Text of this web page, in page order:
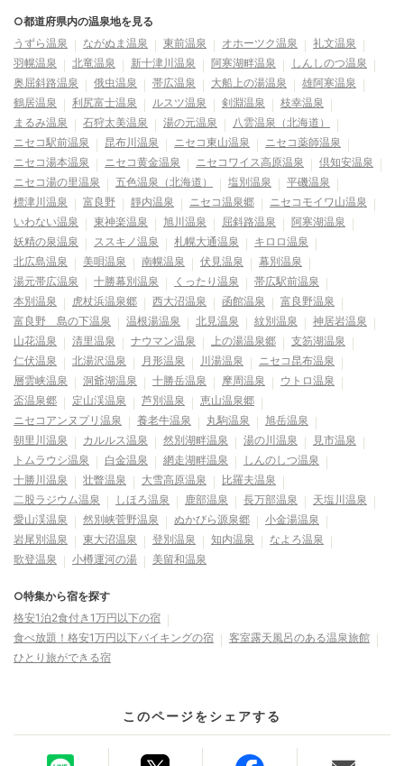
○都道府県内の温泉地を見る
うずら温泉
ながぬま温泉 東前温泉 オホーツク温泉
礼文温泉
羽幌温泉
北竜温泉 新十津川温泉 阿寒湖畔温泉
しんしのつ温泉
奥屈斜路温泉
俄虫温泉 帯広温泉 大船上の湯温泉
雄阿寒温泉
鶴居温泉
利尻富士温泉 ルスツ温泉 剣淵温泉
枝幸温泉
まるみ温泉
石狩太美温泉 湯の元温泉
八雲温泉（北海道）
ニセコ駅前温泉
昆布川温泉 ニセコ東山温泉
ニセコ薬師温泉
ニセコ湯本温泉
ニセコ黄金温泉 ニセコワイス高原温泉
倶知安温泉
ニセコ湯の里温泉
五色温泉（北海道） 塩別温泉
平磯温泉
標津川温泉
富良野 靜内温泉 ニセコ温泉郷
ニセコモイワ山温泉
いわない温泉
東神楽温泉 旭川温泉 屈斜路温泉
阿寒湖温泉
妖精の泉温泉
ススキノ温泉 札幌大通温泉
キロロ温泉
北広島温泉
美唄温泉 南幌温泉 伏見温泉
幕別温泉
湯元帯広温泉
十勝幕別温泉 くったり温泉
帯広駅前温泉
本別温泉
虎杖浜温泉郷 西大沼温泉 函館温泉
富良野温泉
富良野 島の下温泉
温根湯温泉 北見温泉 紋別温泉
神居岩温泉
山花温泉
清里温泉 ナウマン温泉 上の湯温泉郷
支笏湖温泉
仁伏温泉
北湯沢温泉 月形温泉 川湯温泉
ニセコ昆布温泉
層雲峡温泉
洞爺湖温泉 十勝岳温泉 摩周温泉
ウトロ温泉
盃温泉郷
定山渓温泉 芦別温泉
恵山温泉郷
ニセコアンヌプリ温泉
養老牛温泉 丸駒温泉
旭岳温泉
朝里川温泉
カルルス温泉 然別湖畔温泉 湯の川温泉
見市温泉
トムラウシ温泉
白金温泉 網走湖畔温泉
しんのしつ温泉
十勝川温泉
壮瞥温泉 大雪高原温泉
比羅夫温泉
二股ラジウム温泉
しほろ温泉 鹿部温泉 長万部温泉
天塩川温泉
愛山渓温泉
然別峡菅野温泉 ぬかびら源泉郷
小金湯温泉
岩尾別温泉
東大沼温泉 登別温泉 知内温泉
なよろ温泉
歌登温泉
小樽運河の湯 美留和温泉
○特集から宿を探す
格安1泊2食付き1万円以下の宿
食べ放題！格安1万円以下バイキングの宿
客室露天風呂のある温泉旅館
ひとり旅ができる宿
このページをシェアする